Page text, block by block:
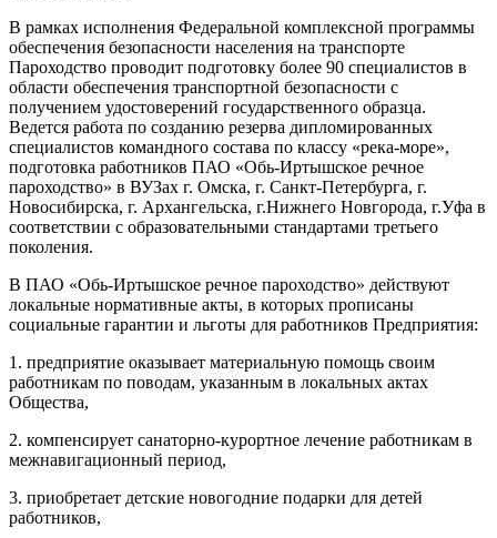
В рамках исполнения Федеральной комплексной программы
обеспечения безопасности населения на транспорте
Пароходство проводит подготовку более 90 специалистов в
области обеспечения транспортной безопасности с
получением удостоверений государственного образца.
Ведется работа по созданию резерва дипломированных
специалистов командного состава по классу «река-море»,
подготовка работников ПАО «Обь-Иртышское речное
пароходство» в ВУЗах г. Омска, г. Санкт-Петербурга, г.
Новосибирска, г. Архангельска, г.Нижнего Новгорода, г.Уфа в
соответствии с образовательными стандартами третьего
поколения.
В ПАО «Обь-Иртышское речное пароходство» действуют
локальные нормативные акты, в которых прописаны
социальные гарантии и льготы для работников Предприятия:
1. предприятие оказывает материальную помощь своим
работникам по поводам, указанным в локальных актах
Общества,
2. компенсирует санаторно-курортное лечение работникам в
межнавигационный период,
3. приобретает детские новогодние подарки для детей
работников,